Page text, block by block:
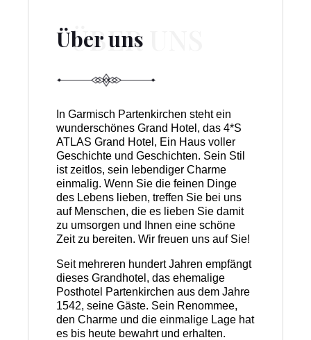
Über uns
In Garmisch Partenkirchen steht ein
wunderschönes Grand Hotel, das 4*S
ATLAS Grand Hotel, Ein Haus voller
Geschichte und Geschichten. Sein Stil
ist zeitlos, sein lebendiger Charme
einmalig. Wenn Sie die feinen Dinge
des Lebens lieben, treffen Sie bei uns
auf Menschen, die es lieben Sie damit
zu umsorgen und Ihnen eine schöne
Zeit zu bereiten. Wir freuen uns auf Sie!
Seit mehreren hundert Jahren empfängt
dieses Grandhotel, das ehemalige
Posthotel Partenkirchen aus dem Jahre
1542, seine Gäste. Sein Renommee,
den Charme und die einmalige Lage hat
es bis heute bewahrt und erhalten.